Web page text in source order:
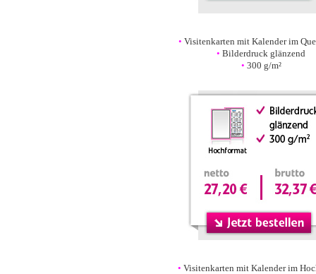
• Visitenkarten mit Kalender im
• Bilderdruck glänzend
• 300 g/m²
• Visitenkarten mit Kalender im